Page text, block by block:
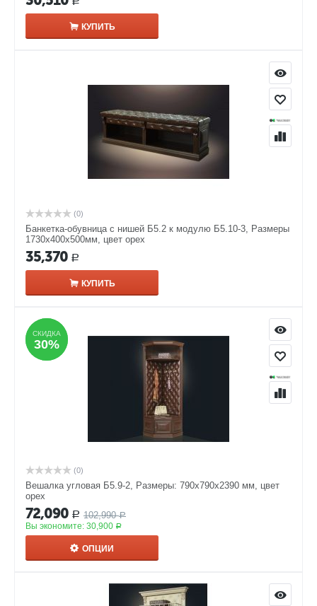
КУПИТЬ
(0)
Банкетка-обувница с нишей Б5.2 к модулю Б5.10-3, Размеры
1730х400х500мм, цвет орех
35,370 Р
КУПИТЬ
СКИДКА
30%
СКИДКА
30%
(0)
Вешалка угловая Б5.9-2, Размеры: 790х790х2390 мм, цвет
орех
72,090 Р 102,990 Р
Вы экономите: 30,900 Р
ОПЦИИ